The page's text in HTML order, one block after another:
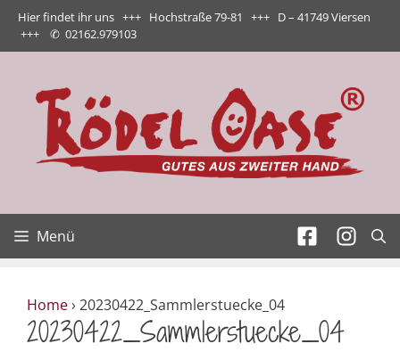
Zum
Inhalt
springen
Hier findet ihr uns +++ Hochstraße 79-81 +++ D – 41749 Viersen
+++ ✆ 02162.979103
Menü
Home› 20230422_Sammlerstuecke_04
20230422_Sammlerstuecke_04